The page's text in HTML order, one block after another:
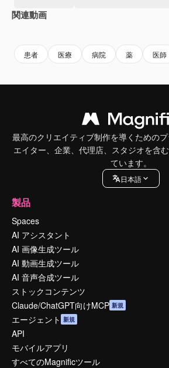
関連動画
患者 医療 病院 薬 医師
最高のクリエイティブ制作を導くための
エイター、企業、代理店、スタジオを含
ています。
日本語
製品
Spaces
AI アシスタント
AI 画像生成ツール
AI 動画生成ツール
AI 音声合成ツール
ストックコンテンツ
Claude/ChatGPT向けMCP 新規
エージェント 新規
API
モバイルアプリ
すべてのMagnificツール